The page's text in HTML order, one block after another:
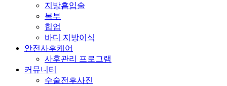
지방흡입술
복부
힙업
바디 지방이식
안전사후케어
사후관리 프로그램
커뮤니티
수술전후사진